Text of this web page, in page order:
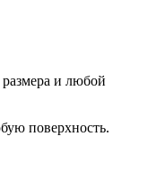
размера и любой
поверхность.